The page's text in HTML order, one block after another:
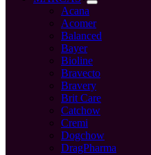
Acana
Acomer
Balanced
Bayer
Bioline
Bravecto
Bravery
Brit Care
Catchow
Cremi
Dogchow
DragPharma